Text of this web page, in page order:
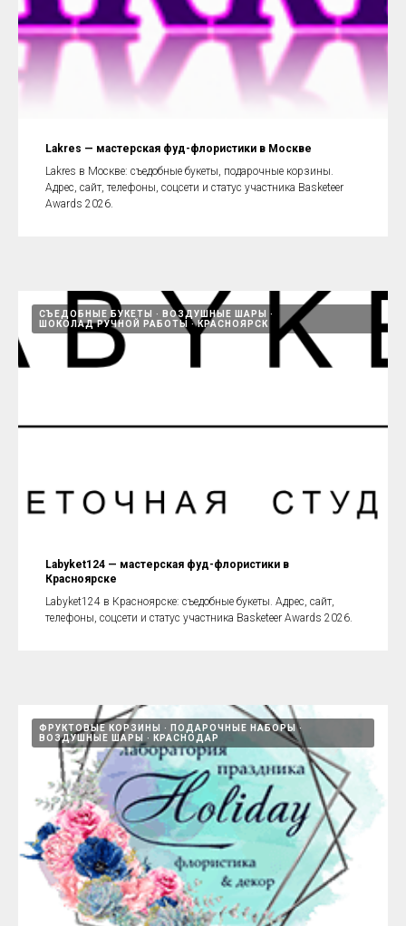
Lakres — мастерская фуд-флористики в Москве
Lakres в Москве: съедобные букеты, подарочные корзины.
Адрес, сайт, телефоны, соцсети и статус участника Basketeer
Awards 2026.
СЪЕДОБНЫЕ БУКЕТЫ
ВОЗДУШНЫЕ ШАРЫ
ШОКОЛАД РУЧНОЙ РАБОТЫ
КРАСНОЯРСК
Labyket124 — мастерская фуд-флористики в
Красноярске
Labyket124 в Красноярске: съедобные букеты. Адрес, сайт,
телефоны, соцсети и статус участника Basketeer Awards 2026.
ФРУКТОВЫЕ КОРЗИНЫ
ПОДАРОЧНЫЕ НАБОРЫ
ВОЗДУШНЫЕ ШАРЫ
КРАСНОДАР